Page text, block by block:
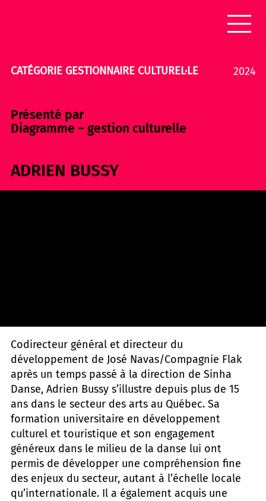
CATÉGORIE GESTIONNAIRE CULTUREL·LE
Présenté par
Diagramme – gestion culturelle
ADRIEN BUSSY
2024
Codirecteur général et directeur du
développement de José Navas/Compagnie Flak
après un temps passé à la direction de Sinha
Danse, Adrien Bussy s’illustre depuis plus de 15
ans dans le secteur des arts au Québec. Sa
formation universitaire en développement
culturel et touristique et son engagement
généreux dans le milieu de la danse lui ont
permis de développer une compréhension fine
des enjeux du secteur, autant à l’échelle locale
qu’internationale. Il a également acquis une